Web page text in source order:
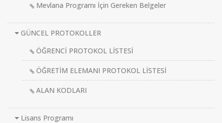
Mevlana Programı İçin Gereken Belgeler
GÜNCEL PROTOKOLLER
ÖĞRENCİ PROTOKOL LİSTESİ
ÖĞRETİM ELEMANI PROTOKOL LİSTESİ
ALAN KODLARI
Lisans Programı